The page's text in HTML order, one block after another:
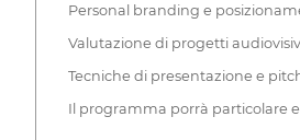
Personal branding e
Valutazione di progetti
Tecniche di presentazione e
Il programma porrà particolare